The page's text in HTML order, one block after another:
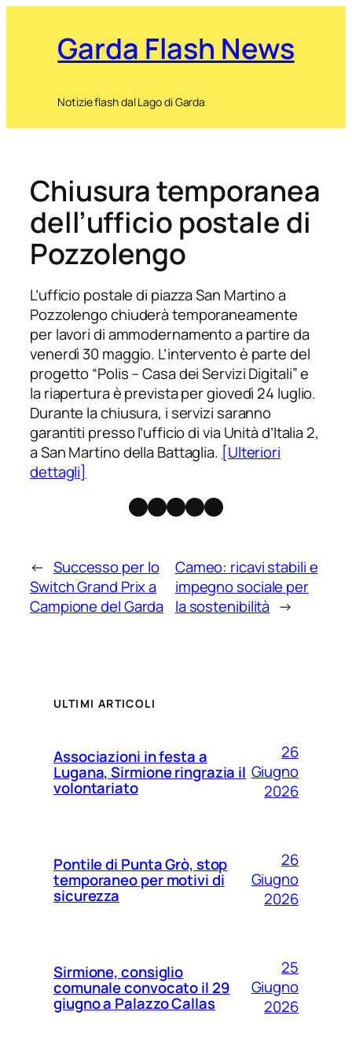
Garda Flash News
Notizie flash dal Lago di Garda
Chiusura temporanea
dell’ufficio postale di
Pozzolengo
L’ufficio postale di piazza San Martino a
Pozzolengo chiuderà temporaneamente
per lavori di ammodernamento a partire da
venerdì 30 maggio. L’intervento è parte del
progetto “Polis – Casa dei Servizi Digitali” e
la riapertura è prevista per giovedì 24 luglio.
Durante la chiusura, i servizi saranno
garantiti presso l’ufficio di via Unità d’Italia 2,
a San Martino della Battaglia. [Ulteriori
dettagli]
Facebook
Instagram
X Threads
Telegram
← Successo per lo
Switch Grand Prix a
Campione del Garda
Cameo: ricavi stabili e
impegno sociale per
la sostenibilità →
ULTIMI ARTICOLI
Associazioni in festa a
Lugana, Sirmione ringrazia il
volontariato
26
Giugno
2026
Pontile di Punta Grò, stop
temporaneo per motivi di
sicurezza
26
Giugno
2026
Sirmione, consiglio
comunale convocato il 29
giugno a Palazzo Callas
25
Giugno
2026